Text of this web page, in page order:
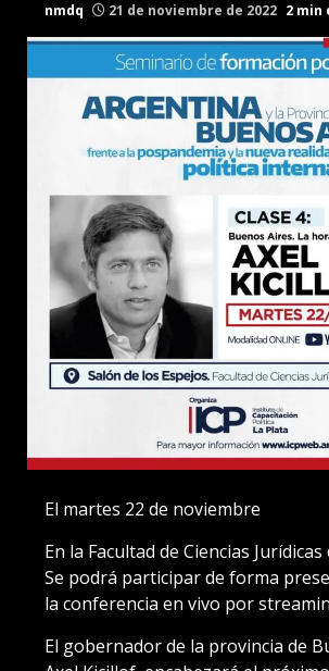
nmdq 21 de noviembre de 2022 2 min
El martes 22 de noviembre
En la Facultad de Ciencias Jurídicas
Se podrá participar de forma
la conferencia en vivo por
El gobernador de la provincia de